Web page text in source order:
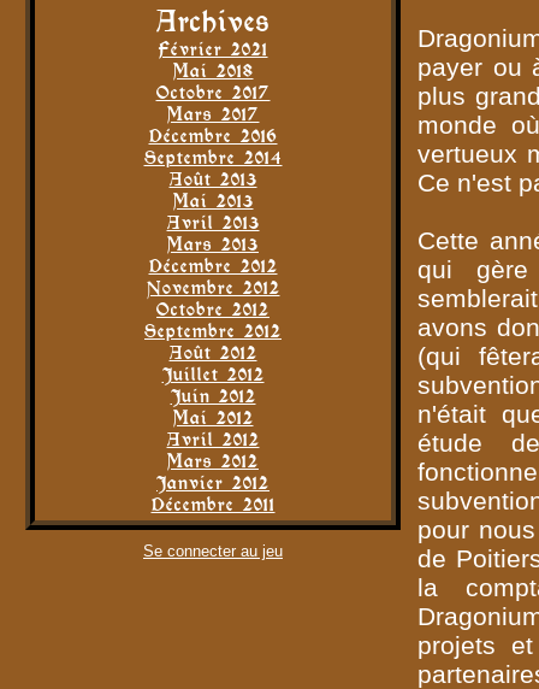
Archives
Février 2021
Mai 2018
Octobre 2017
Mars 2017
Décembre 2016
Septembre 2014
Août 2013
Mai 2013
Avril 2013
Mars 2013
Décembre 2012
Novembre 2012
Octobre 2012
Septembre 2012
Août 2012
Juillet 2012
Juin 2012
Mai 2012
Avril 2012
Mars 2012
Janvier 2012
Décembre 2011
Se connecter au jeu
payer ou
plus
monde
vertueux
Ce n'est
Cette
qui gère
avons
(qui
n'était
étude
pour
de
la
projets